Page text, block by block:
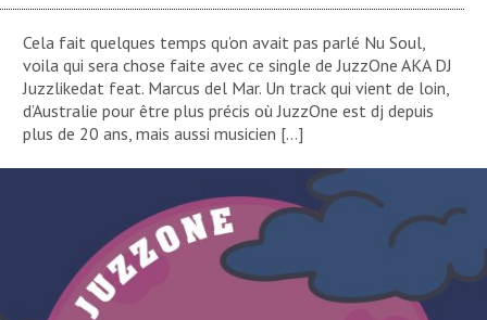
Cela fait quelques temps qu’on avait pas parlé Nu Soul,
voila qui sera chose faite avec ce single de JuzzOne AKA DJ
Juzzlikedat feat. Marcus del Mar. Un track qui vient de loin,
d’Australie pour être plus précis où JuzzOne est dj depuis
plus de 20 ans, mais aussi musicien […]